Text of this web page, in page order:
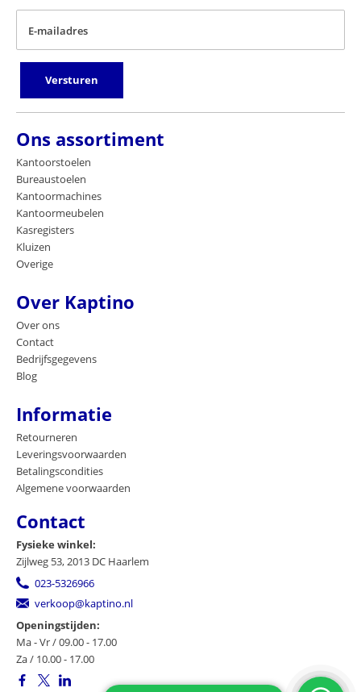
E-mailadres
Versturen
Ons assortiment
Kantoorstoelen
Bureaustoelen
Kantoormachines
Kantoormeubelen
Kasregisters
Kluizen
Overige
Over Kaptino
Over ons
Contact
Bedrijfsgegevens
Blog
Informatie
Retourneren
Leveringsvoorwaarden
Betalingscondities
Algemene voorwaarden
Contact
Fysieke winkel:
Zijlweg 53, 2013 DC Haarlem
023-5326966
verkoop@kaptino.nl
Openingstijden:
Ma - Vr / 09.00 - 17.00
Za / 10.00 - 17.00